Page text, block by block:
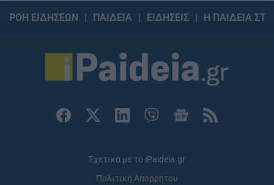
ΡΟΗ ΕΙΔΗΣΕΩΝ ΠΑΙΔΕΙΑ ΕΙΔΗΣΕΙΣ Η ΠΑΙΔΕΙΑ
Σχετικά με το iPaideia.gr
Πολιτική Απορρήτου